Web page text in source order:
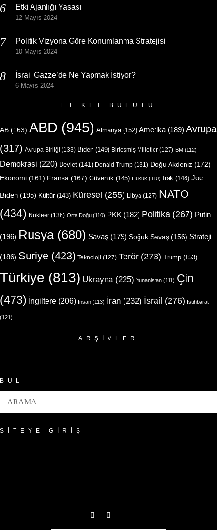
Etki Ajanlığı Yasası
12 Mayıs 2024
Politik Vizyona Göre Konumlanma Stratejisi
10 Mayıs 2024
İsrail Gazze’de Ne Yapmak İstiyor?
6 Mayıs 2024
ETIKET BULUTU
AB (163) ABD (945) Almanya(152) Amerika (189) Avrupa
(317) Avrupa Birliği (133) Biden (149) Birleşmiş Milletler (127) BM (112)
Demokrasi (220) Devlet (141) Donald Trump (131) Doğu Akdeniz (172)
Ekonomi (161) Fransa (167) Güvenlik (145) Hukuk (110) Irak (148) Joe
Biden (195) Kültür(143) Küresel (255) Libya (127) NATO
(434) Nükleer (136) Orta Doğu (110) PKK (182) Politika (267) Putin
(196) Rusya(680) Savaş (179) Soğuk Savaş (156) Strateji
(186) Suriye (423) Teknoloji (127) Terör (273) Trump (153)
Türkiye (813) Ukrayna(225) Yunanistan (111) Çin
(473) İngiltere (206) İnsan (113) İran (232) İsrail (276) İstihbarat
(121)
ARŞIVLER
BUL
SITEYE GIRIŞ